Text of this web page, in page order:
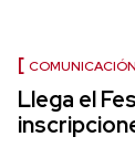
COMUNICACIÓN
Llega el